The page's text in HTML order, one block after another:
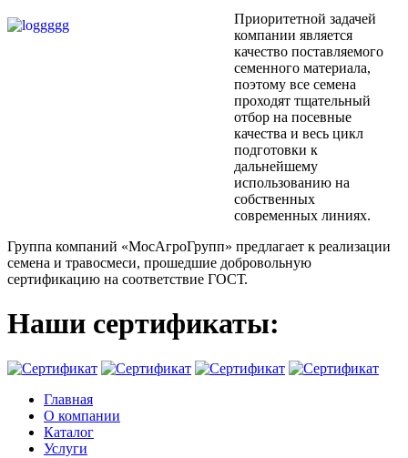
Приоритетной задачей
компании является
качество поставляемого
семенного материала,
поэтому все семена
проходят тщательный
отбор на посевные
качества и весь цикл
подготовки к
дальнейшему
использованию на
собственных
современных линиях.
Группа компаний «МосАгроГрупп» предлагает к реализации
семена и травосмеси, прошедшие добровольную
сертификацию на соответствие ГОСТ.
Наши сертификаты:
Главная
О компании
Каталог
Услуги